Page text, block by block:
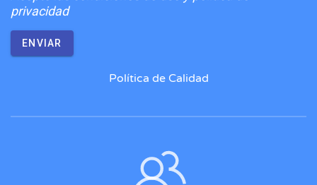
privacidad
ENVIAR
Política de Calidad